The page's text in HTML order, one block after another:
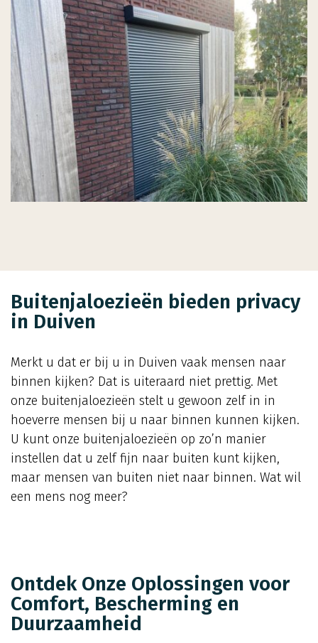
Buitenjaloezieën bieden privacy
in Duiven
Merkt u dat er bij u in Duiven vaak mensen naar
binnen kijken? Dat is uiteraard niet prettig. Met
onze buitenjaloezieën stelt u gewoon zelf in in
hoeverre mensen bij u naar binnen kunnen kijken.
U kunt onze buitenjaloezieën op zo’n manier
instellen dat u zelf fijn naar buiten kunt kijken,
maar mensen van buiten niet naar binnen. Wat wil
een mens nog meer?
Ontdek Onze Oplossingen voor
Comfort, Bescherming en
Duurzaamheid